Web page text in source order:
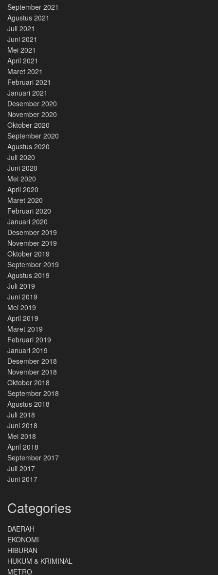
September 2021
Agustus 2021
Juli 2021
Juni 2021
Mei 2021
April 2021
Maret 2021
Februari 2021
Januari 2021
Desember 2020
November 2020
Oktober 2020
September 2020
Agustus 2020
Juli 2020
Juni 2020
Mei 2020
April 2020
Maret 2020
Februari 2020
Januari 2020
Desember 2019
November 2019
Oktober 2019
September 2019
Agustus 2019
Juli 2019
Juni 2019
Mei 2019
April 2019
Maret 2019
Februari 2019
Januari 2019
Desember 2018
November 2018
Oktober 2018
September 2018
Agustus 2018
Juli 2018
Juni 2018
Mei 2018
April 2018
September 2017
Juli 2017
Juni 2017
Categories
DAERAH
EKONOMI
HIBURAN
HUKUM & KRIMINAL
METRO